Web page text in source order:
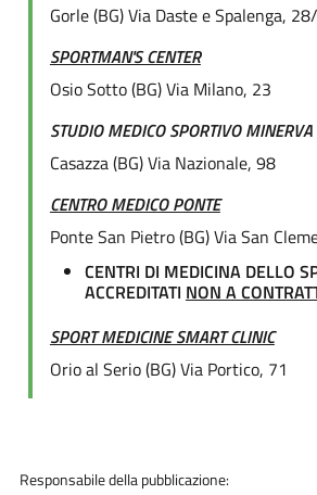
Gorle (BG) Via Daste e Spalenga,
SPORTMAN'S CENTER
Osio Sotto (BG) Via Milano, 23
STUDIO MEDICO SPORTIVO MINERVA
Casazza (BG) Via Nazionale, 98
CENTRO MEDICO PONTE
Ponte San Pietro (BG) Via San
CENTRI DI MEDICINA DELLO
ACCREDITATI NON A
SPORT MEDICINE SMART CLINIC
Orio al Serio (BG) Via Portico, 71
Responsabile della pubblicazione: